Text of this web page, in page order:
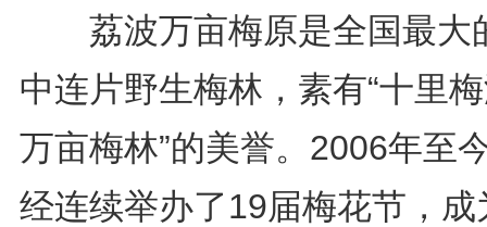
荔波万亩梅原是全国最大
中连片野生梅林，素有“十里
万亩梅林”的美誉。2006年至
经连续举办了19届梅花节，成